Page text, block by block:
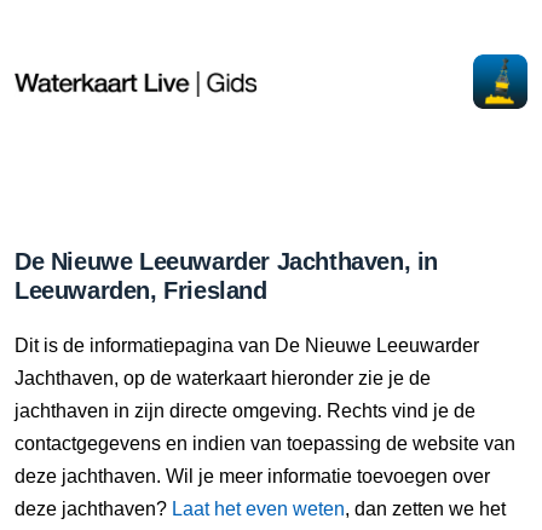
De Nieuwe Leeuwarder Jachthaven, in
Leeuwarden, Friesland
Dit is de informatiepagina van De Nieuwe Leeuwarder
Jachthaven, op de waterkaart hieronder zie je de
jachthaven in zijn directe omgeving. Rechts vind je de
contactgegevens en indien van toepassing de website van
deze jachthaven. Wil je meer informatie toevoegen over
deze jachthaven? Laat het even weten, dan zetten we het